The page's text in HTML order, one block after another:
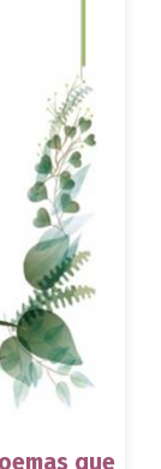
que